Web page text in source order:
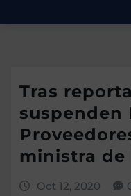
Tras
suspenden
ministra de
Oct 12, 2020